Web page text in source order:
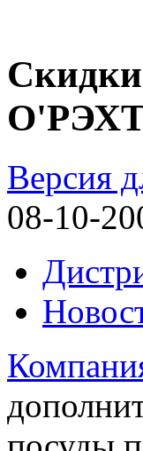
Скидки
Версия
08-10-